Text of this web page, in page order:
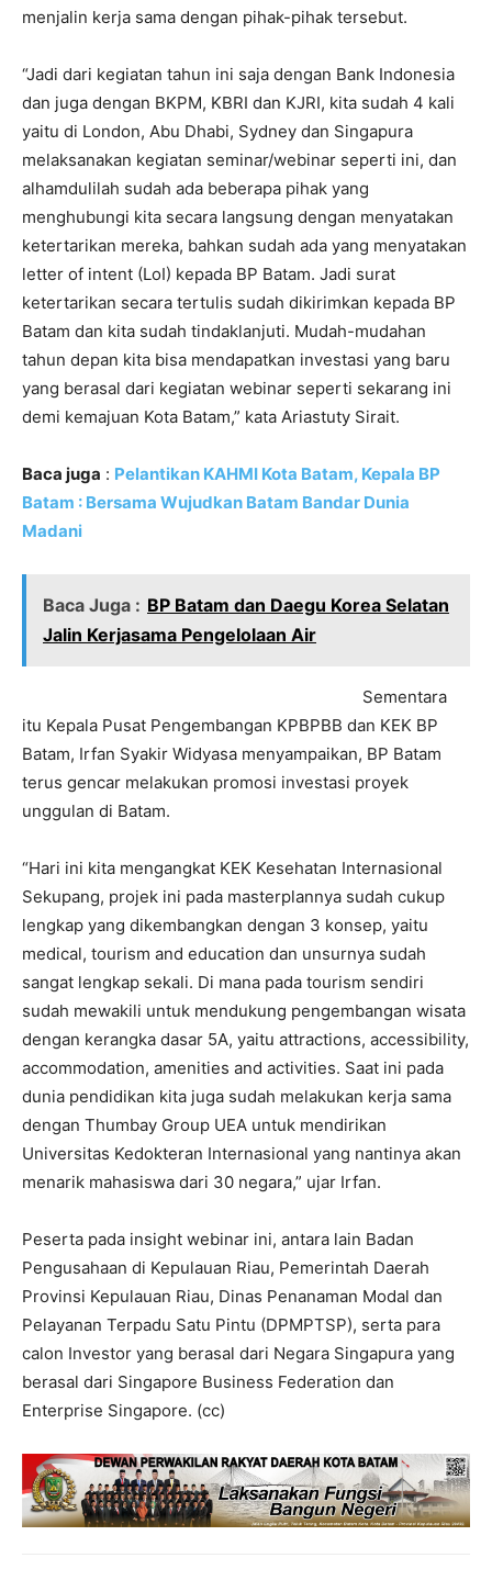
menjalin kerja sama dengan pihak-pihak tersebut.
“Jadi dari kegiatan tahun ini saja dengan Bank Indonesia
dan juga dengan BKPM, KBRI dan KJRI, kita sudah 4 kali
yaitu di London, Abu Dhabi, Sydney dan Singapura
melaksanakan kegiatan seminar/webinar seperti ini, dan
alhamdulilah sudah ada beberapa pihak yang
menghubungi kita secara langsung dengan menyatakan
ketertarikan mereka, bahkan sudah ada yang menyatakan
letter of intent (LoI) kepada BP Batam. Jadi surat
ketertarikan secara tertulis sudah dikirimkan kepada BP
Batam dan kita sudah tindaklanjuti. Mudah-mudahan
tahun depan kita bisa mendapatkan investasi yang baru
yang berasal dari kegiatan webinar seperti sekarang ini
demi kemajuan Kota Batam,” kata Ariastuty Sirait.
Baca juga : Pelantikan KAHMI Kota Batam, Kepala BP
Batam : Bersama Wujudkan Batam Bandar Dunia
Madani
Baca Juga : BP Batam dan Daegu Korea Selatan
Jalin Kerjasama Pengelolaan Air
Sementara
itu Kepala Pusat Pengembangan KPBPBB dan KEK BP
Batam, Irfan Syakir Widyasa menyampaikan, BP Batam
terus gencar melakukan promosi investasi proyek
unggulan di Batam.
“Hari ini kita mengangkat KEK Kesehatan Internasional
Sekupang, projek ini pada masterplannya sudah cukup
lengkap yang dikembangkan dengan 3 konsep, yaitu
medical, tourism and education dan unsurnya sudah
sangat lengkap sekali. Di mana pada tourism sendiri
sudah mewakili untuk mendukung pengembangan wisata
dengan kerangka dasar 5A, yaitu attractions, accessibility,
accommodation, amenities and activities. Saat ini pada
dunia pendidikan kita juga sudah melakukan kerja sama
dengan Thumbay Group UEA untuk mendirikan
Universitas Kedokteran Internasional yang nantinya akan
menarik mahasiswa dari 30 negara,” ujar Irfan.
Peserta pada insight webinar ini, antara lain Badan
Pengusahaan di Kepulauan Riau, Pemerintah Daerah
Provinsi Kepulauan Riau, Dinas Penanaman Modal dan
Pelayanan Terpadu Satu Pintu (DPMPTSP), serta para
calon Investor yang berasal dari Negara Singapura yang
berasal dari Singapore Business Federation dan
Enterprise Singapore. (cc)